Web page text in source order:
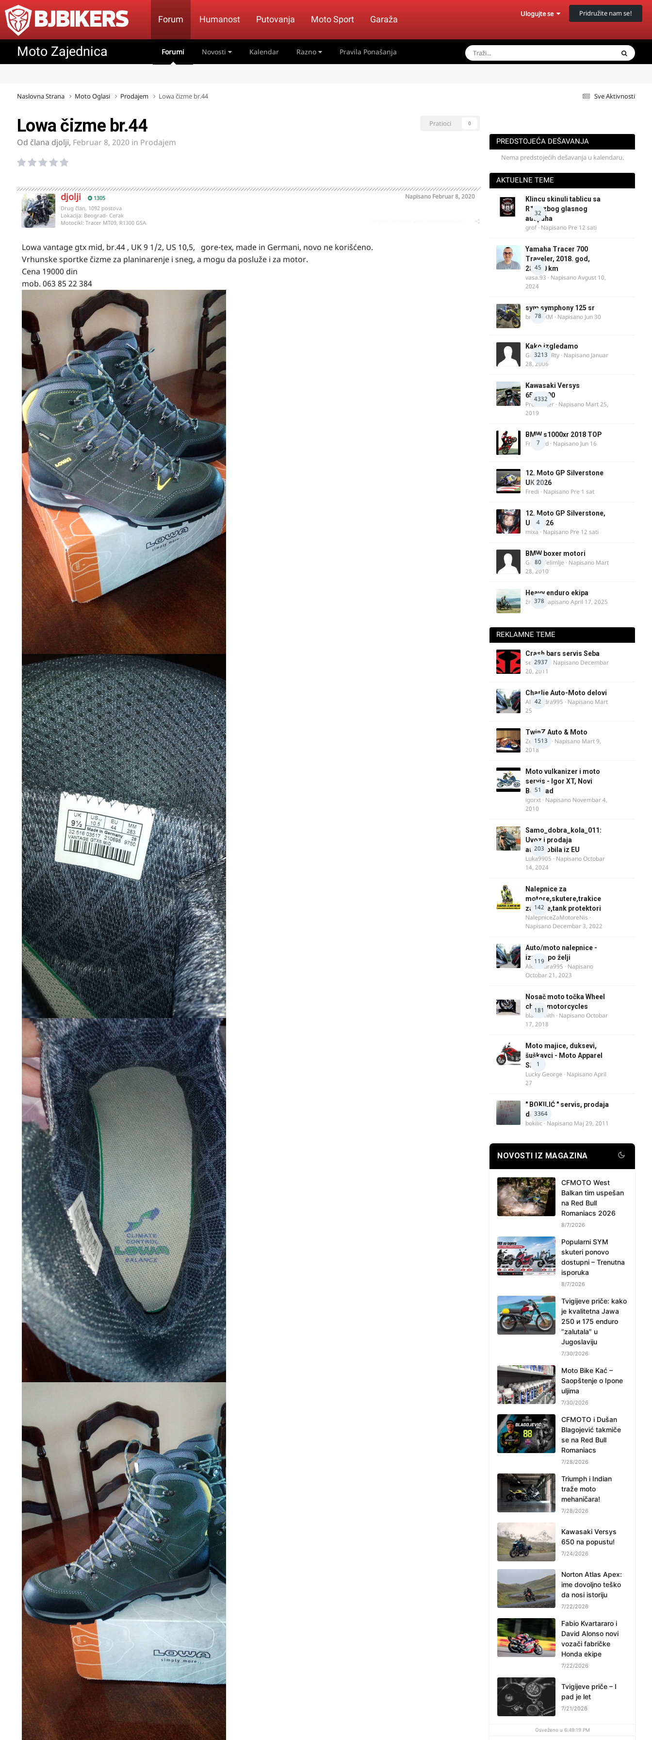
Forum Humanost Putovanja Moto Sport Garaža
Ulogujte se Pridružite nam se!
Moto Zajednica Forumi Novosti Kalendar Razno Pravila Ponašanja
Sve Aktivnosti
Naslovna Strana Moto Oglasi Prodajem Lowa čizme br.44
Pratioci 0
Lowa čizme br.44
Od člana djolji, Februar 8, 2020 in Prodajem
djolji 1305 Napisano Februar 8, 2020
Drug član, 1092 postova
Lokacija: Beograd- Cerak
Motocikl: Tracer MT09, R1300 GSA
Lowa vantage gtx mid, br.44 , UK 9 1/2, US 10,5, gore-tex, made in Germani, novo ne korišćeno.
Vrhunske sportke čizme za planinarenje i sneg, a mogu da posluže i za motor.
Cena 19000 din
mob. 063 85 22 384
PREDSTOJEĆA DEŠAVANJA
Nema predstojećih dešavanja u kalendaru.
AKTUELNE TEME
32
Klincu skinuli tablicu sa
R125 zbog glasnog
auspuha
grof· Napisano Pre 12 sati
45
Yamaha Tracer 700
Traveler, 2018. god,
28.100 km
vasa.93 · NapisanoAvgust 10,
2024
78
sym symphony 125 sr
brankoXM · Napisano Jun 30
3213
Kako izgledamo
Guest diRRty · Napisano Januar
28, 2006
4332
Kawasaki Versys
650/1000
ProMaster · Napisano Mart 25,
2019
7
BMW s1000xr 2018 TOP
FreeBird · Napisano Jun 16
0
12. Moto GP Silverstone
UK 2026
Fredi · Napisano Pre 1 sat
4
12. Moto GP Silverstone,
UK, 2026
mixa · Napisano Pre 12 sati
80
BMW boxer motori
Guest Velimlje · Napisano Mart
28, 2010
378
Heavy enduro ekipa
živke· NapisanoApril 17, 2025
REKLAMNE TEME
2937
Crash bars servis Seba
seba011 · Napisano Decembar
20, 2011
42
Charlie Auto-Moto delovi
Alexandra995 · Napisano Mart
25
1513
TwinZ Auto & Moto
Zeljkamp · Napisano Mart 9,
2018
51
Moto vulkanizer i moto
servis - Igor XT, Novi
Beograd
igorxt · Napisano Novembar 4,
2010
203
Samo_dobra_kola_011:
Uvoz i prodaja
automobila iz EU
Luka9905 · NapisanoOctobar
14, 2024
142
Nalepnice za
motore,skutere,trakice
za felne,tank protektori
NalepniceZaMotoreNis ·
Napisano Decembar 3, 2022
119
Auto/moto nalepnice -
izrada po želji
Alexandra995 · Napisano
Octobar 21, 2023
181
Nosač moto točka Wheel
chock motorcycles
blacksmith · NapisanoOctobar
17, 2018
1
Moto majice, duksevi,
šuškavci - Moto Apparel
SRB
Lucky George · NapisanoApril
27
3364
" BOKILIĆ " servis, prodaja
delova
bokilic · Napisano Maj 29, 2011
NOVOSTI IZ MAGAZINA
CFMOTO West
Balkan tim uspešan
na Red Bull
Romaniacs 2026
8/7/2026
Popularni SYM
skuteri ponovo
dostupni – Trenutna
isporuka
8/7/2026
Tvigijeve priče: kako
je kvalitetna Jawa
250 и 175 enduro
“zalutala” u
Jugoslaviju
7/30/2026
Moto Bike Kać –
Saopštenje o Ipone
uljima
7/30/2026
CFMOTO i Dušan
Blagojević takmiče
se na Red Bull
Romaniacs
7/28/2026
Triumph i Indian
traže moto
mehaničara!
7/28/2026
Kawasaki Versys
650 na popustu!
7/24/2026
Norton Atlas Apex:
ime dovoljno teško
da nosi istoriju
7/22/2026
Fabio Kvartararo i
David Alonso novi
vozači fabričke
Honda ekipe
7/22/2026
Tvigijeve priče – I
pad je let
7/21/2026
Osveženo u 6:49:19 PM